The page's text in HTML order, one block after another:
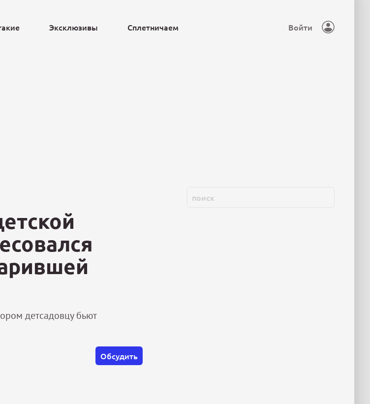
Эксклюзивы Сплетничаем Войти
детсадовцу бьют
Обсудить